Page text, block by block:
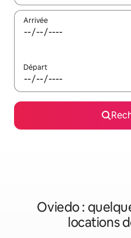
Arrivée
Départ
Oviedo :
locations